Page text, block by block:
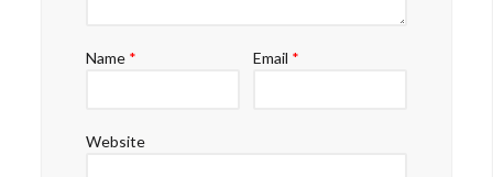
Name * Email *
Website